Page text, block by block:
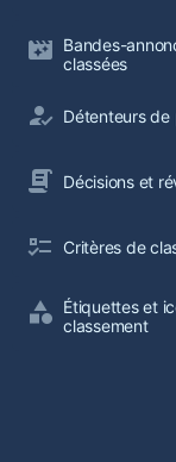
Bandes-
classées
Détenteurs de
Décisions et
Critères de
Étiquettes et
classement